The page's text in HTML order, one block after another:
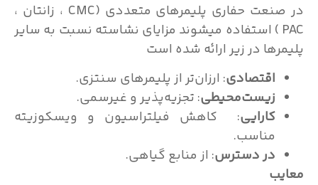
در صنعت حفاری پلیمرهای متعددی (CMC ، زانتان ،
PAC ) استفاده میشوند مزایای نشاسته نسبت به سایر
در زیر ارائه شده است
اقتصادی: ارزان‌تر از پلیمرهای سنتزی.
زیست‌محیطی: تجزیه‌پذیر و غیرسمی.
کارایی : کاهش فیلتراسیون و ویسکوزیته
مناسب.
در دسترس: از منابع گیاهی.